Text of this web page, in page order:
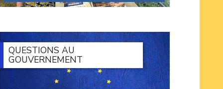
Une centaine de personnes ont assisté à
le Travailleur catalan, dans le cadre de son
festival à Argelès. À la (...)
QUESTIONS AU
GOUVERNEMENT